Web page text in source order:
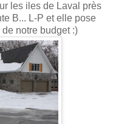
les iles de Laval près
B... L-P et elle pose
notre budget :)